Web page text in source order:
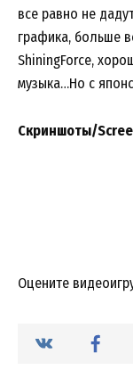
все равно не
графика, больше
ShiningForce,
музыка…Но с
Скриншоты/
Оцените